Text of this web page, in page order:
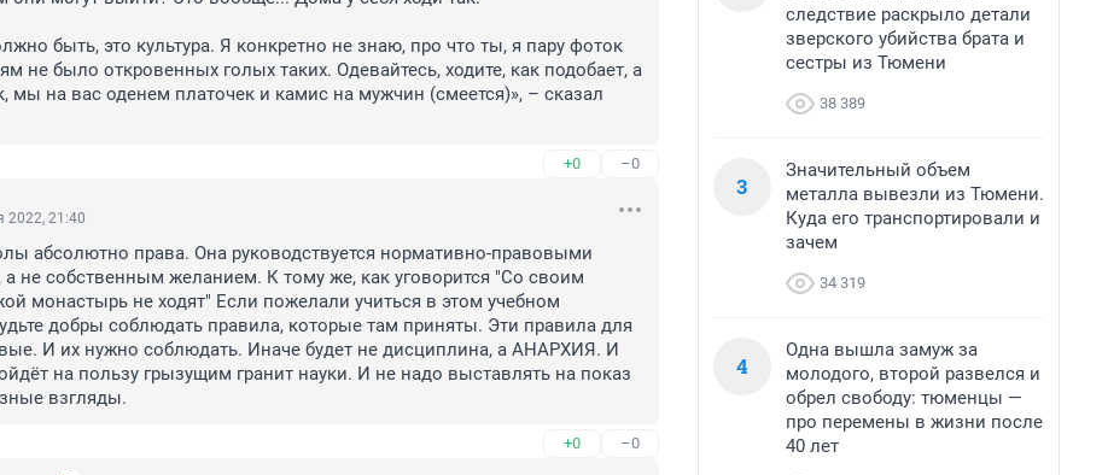
быть, это культура. Я конкретно не знаю, про что ты, я пару фоток
не было откровенных голых таких. Одевайтесь, ходите, как подобает, а
мы на вас оденем платочек и камис на мужчин (смеется)», – сказал
+0 –0
2022, 21:40
абсолютно права. Она руководствуется нормативно-правовыми
не собственным желанием. К тому же, как уговорится "Со своим
монастырь не ходят" Если пожелали учиться в этом учебном
добры соблюдать правила, которые там приняты. Эти правила для
И их нужно соблюдать. Иначе будет не дисциплина, а АНАРХИЯ. И
на пользу грызущим гранит науки. И не надо выставлять на показ
взгляды.
+0 –0
следствие раскрыло детали
зверского убийства брата и
сестры из Тюмени
38 389
3
Значительный объем
металла вывезли из Тюмени.
Куда его транспортировали и
зачем
34 319
4
Одна вышла замуж за
молодого, второй развелся и
обрел свободу: тюменцы —
про перемены в жизни после
40 лет